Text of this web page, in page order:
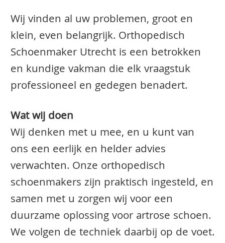
Wij vinden al uw problemen, groot en
klein, even belangrijk. Orthopedisch
Schoenmaker Utrecht is een betrokken
en kundige vakman die elk vraagstuk
professioneel en gedegen benadert.
Wat wij doen
Wij denken met u mee, en u kunt van
ons een eerlijk en helder advies
verwachten. Onze orthopedisch
schoenmakers zijn praktisch ingesteld, en
samen met u zorgen wij voor een
duurzame oplossing voor artrose schoen.
We volgen de techniek daarbij op de voet.